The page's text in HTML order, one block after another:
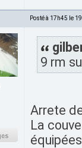
Posté à 17h45 le
9 rm
Arrete
La